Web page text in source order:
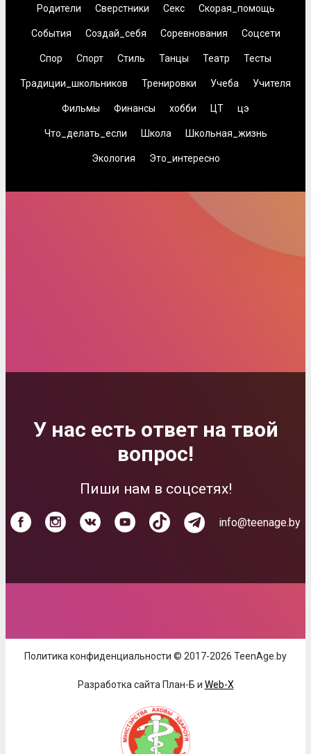
Родители Сверстники Секс Скорая_помощь
События Создай_себя Соревнования Соцсети
Спор Спорт Стиль Танцы Театр Тесты
Традиции_школьников Тренировки Учеба Учителя
Фильмы Финансы хобби ЦТ цэ
Что_делать_если Школа Школьная_жизнь
Экология Это_интересно
У нас есть ответ на твой
вопрос!
Пиши нам в соцсетях!
info@teenage.by
Политика конфиденциальности © 2017-2026 TeenAge.by
Разработка сайта План-Б и Web-X